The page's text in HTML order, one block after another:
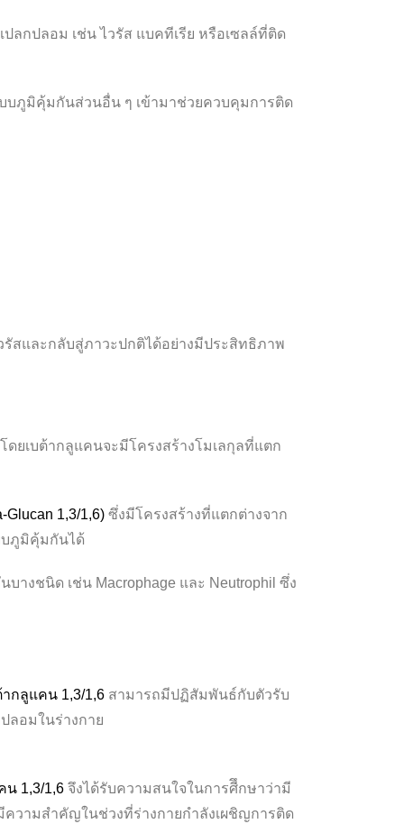
ลกปลอม เช่น ไวรัส แบคทีเรีย หรือเซลล์ที่ติด
มิคุ้มกันส่วนอื่น ๆ เข้ามาช่วยควบคุมการติด
สและกลับสู่ภาวะปกติได้อย่างมีประสิทธิภาพ
ยเบต้ากลูแคนจะมีโครงสร้างโมเลกุลที่แตก
Glucan 1,3/1,6) ซึ่งมีโครงสร้างที่แตกต่างจาก
บภูมิคุ้มกันได้
งชนิด เช่น Macrophage และ Neutrophil ซึ่ง
ากลูแคน 1,3/1,6 สามารถมีปฏิสัมพันธ์กับตัวรับ
ลอมในร่างกาย
น 1,3/1,6 จึงได้รับความสนใจในการศีึกษาว่ามี
ามสำคัญในช่วงที่ร่างกายกำลังเผชิญการติด